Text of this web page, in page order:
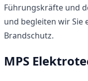
Führungskräfte und
und begleiten wir Sie
Brandschutz.
MPS